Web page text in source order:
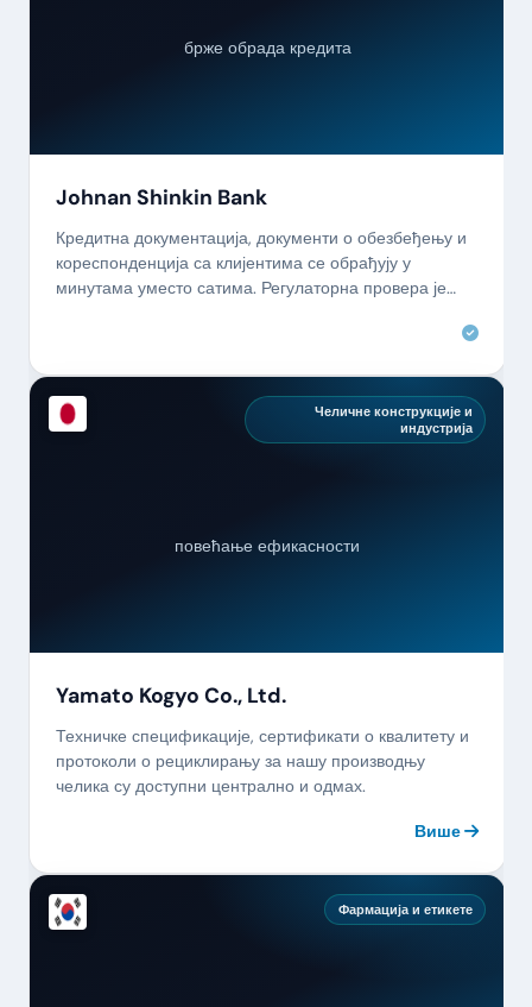
брже обрада кредита
Johnan Shinkin Bank
Кредитна документација, документи о обезбеђењу и
кореспонденција са клијентима се обрађују у
минутама уместо сатима. Регулаторна провера је
Челичне конструкције и
индустрија
повећање ефикасности
Yamato Kogyo Co., Ltd.
Техничке спецификације, сертификати о квалитету и
протоколи о рециклирању за нашу производњу
челика су доступни централно и одмах.
Више
Фармација и етикете